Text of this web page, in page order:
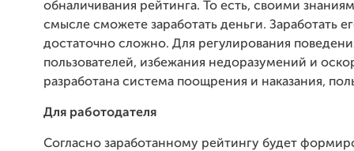
обналичивания рейтинга. То есть, своими
смысле сможете заработать деньги. Заработать
достаточно сложно. Для регулирования
пользователей, избежания недоразумений и
разработана система поощрения и наказания,
Для работодателя
Согласно заработанному рейтингу будет